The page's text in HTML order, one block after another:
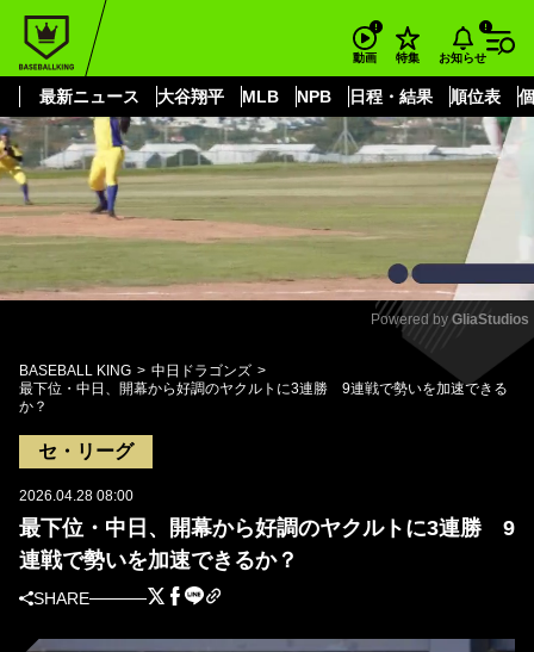
動画 特集 お知らせ
最新ニュース 大谷翔平 MLB NPB 日程・結果 順位表
もっと見る
Mute
Powered by GliaStudios
BASEBALL KING
中日ドラゴンズ
最下位・中日、開幕から好調のヤクルトに3連勝 9連戦で勢いを加速できる
か？
セ・リーグ
2026.04.28 08:00
最下位・中日、開幕から好調のヤクルトに3連勝 9
連戦で勢いを加速できるか？
SHARE